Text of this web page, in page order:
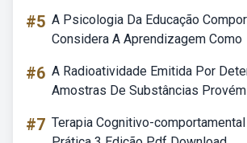
#5 A Psicologia Da Educação
Considera A Aprendizagem Como
#6 A Radioatividade Emitida Por
Amostras De Substâncias Provém
#7 Terapia Cognitivo-comportamental